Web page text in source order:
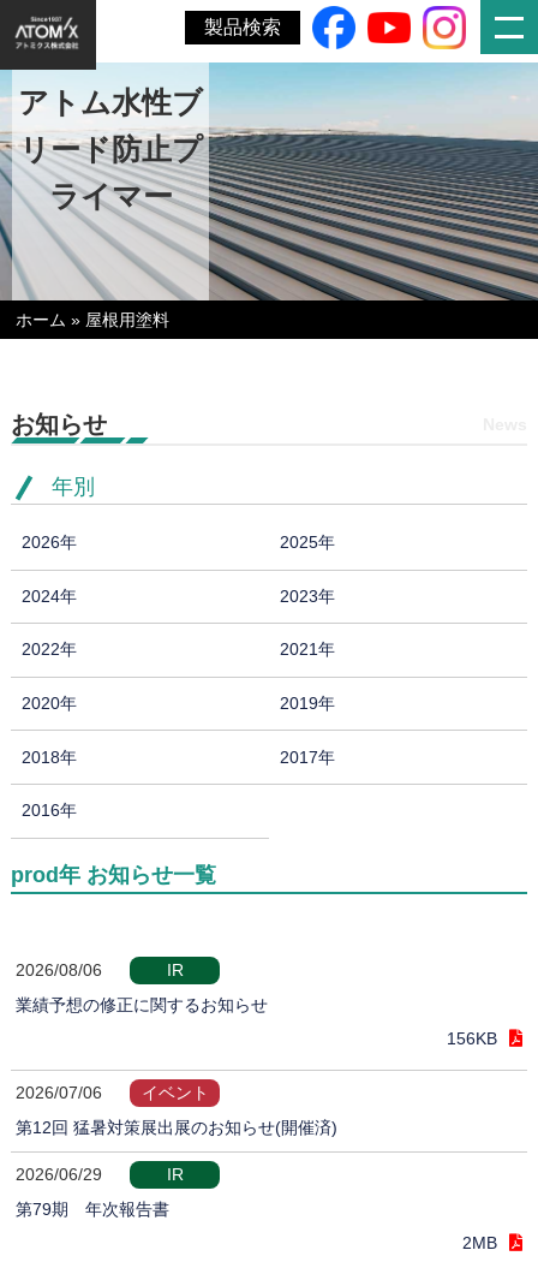
製品検索
アトム水性ブ
リード防止プ
ライマー
ホーム » 屋根用塗料
お知らせ
年別
2026年 2025年
2024年 2023年
2022年 2021年
2020年 2019年
2018年 2017年
2016年
prod年 お知らせ一覧
2026/08/06
IR
業績予想の修正に関するお知らせ
156KB
2026/07/06
イベント
第12回 猛暑対策展出展のお知らせ(開催済)
2026/06/29
IR
第79期 年次報告書
2MB